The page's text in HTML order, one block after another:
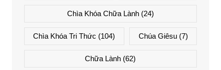
Chìa Khóa Chữa Lành(24)
Chìa Khóa Tri Thức (104) Chúa Giêsu(7)
Chữa Lành (62)